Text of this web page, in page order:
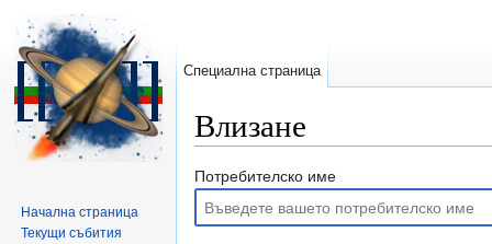
Влизане
Потребителско име
Специална страница
Начална страница
Текущи събития